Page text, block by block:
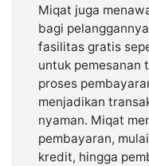
Miqat juga
bagi
fasilitas gratis
untuk pemesanan
proses
menjadikan
nyaman. Miqat
pembayaran,
kredit, hingga